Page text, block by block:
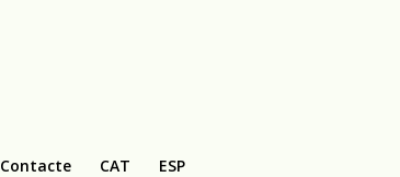
Contacte CAT ESP